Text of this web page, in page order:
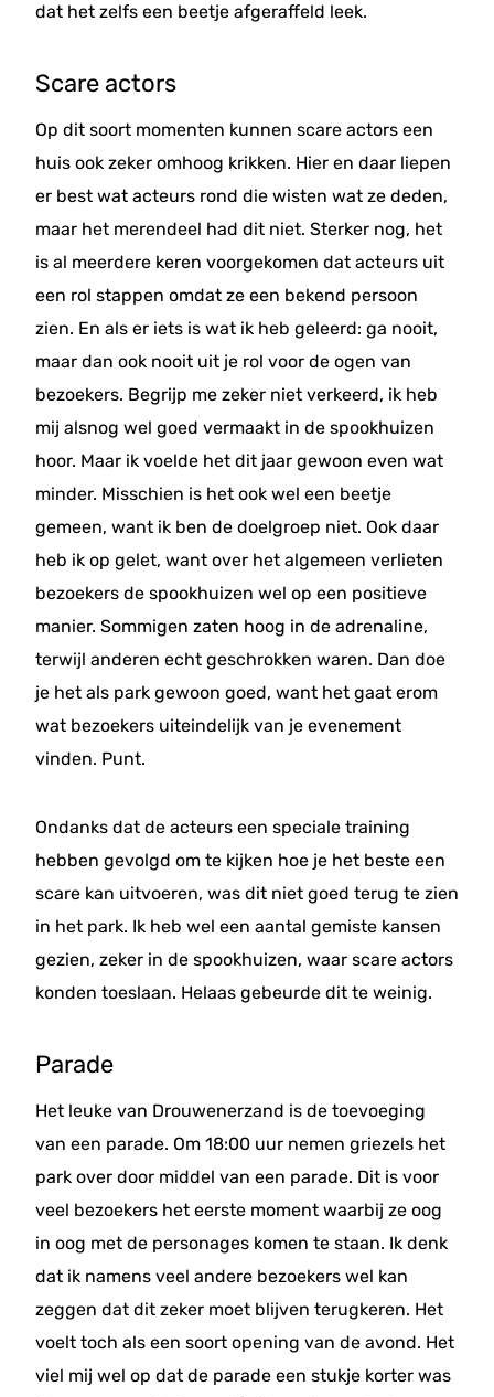
dat het zelfs een beetje afgeraffeld leek.
Scare actors
Op dit soort momenten kunnen scare actors een
huis ook zeker omhoog krikken. Hier en daar liepen
er best wat acteurs rond die wisten wat ze deden,
maar het merendeel had dit niet. Sterker nog, het
is al meerdere keren voorgekomen dat acteurs uit
een rol stappen omdat ze een bekend persoon
zien. En als er iets is wat ik heb geleerd: ga nooit,
maar dan ook nooit uit je rol voor de ogen van
bezoekers. Begrijp me zeker niet verkeerd, ik heb
mij alsnog wel goed vermaakt in de spookhuizen
hoor. Maar ik voelde het dit jaar gewoon even wat
minder. Misschien is het ook wel een beetje
gemeen, want ik ben de doelgroep niet. Ook daar
heb ik op gelet, want over het algemeen verlieten
bezoekers de spookhuizen wel op een positieve
manier. Sommigen zaten hoog in de adrenaline,
terwijl anderen echt geschrokken waren. Dan doe
je het als park gewoon goed, want het gaat erom
wat bezoekers uiteindelijk van je evenement
vinden. Punt.
Ondanks dat de acteurs een speciale training
hebben gevolgd om te kijken hoe je het beste een
scare kan uitvoeren, was dit niet goed terug te zien
in het park. Ik heb wel een aantal gemiste kansen
gezien, zeker in de spookhuizen, waar scare actors
konden toeslaan. Helaas gebeurde dit te weinig.
Parade
Het leuke van Drouwenerzand is de toevoeging
van een parade. Om 18:00 uur nemen griezels het
park over door middel van een parade. Dit is voor
veel bezoekers het eerste moment waarbij ze oog
in oog met de personages komen te staan. Ik denk
dat ik namens veel andere bezoekers wel kan
zeggen dat dit zeker moet blijven terugkeren. Het
voelt toch als een soort opening van de avond. Het
viel mij wel op dat de parade een stukje korter was